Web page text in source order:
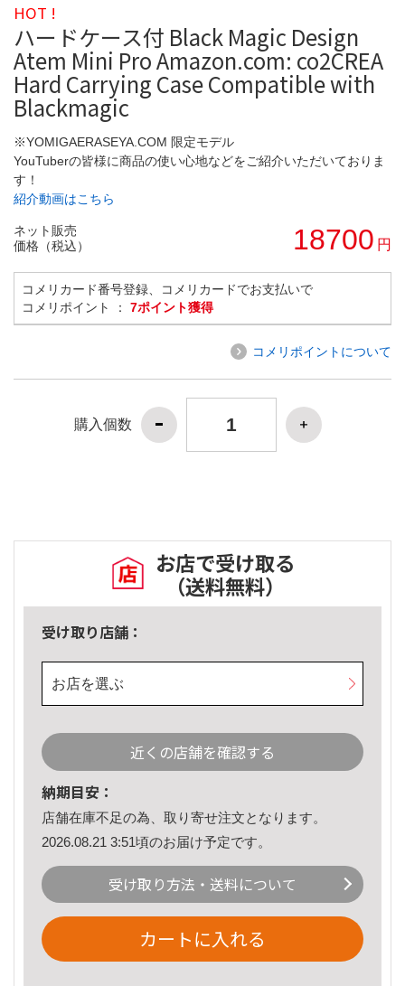
HOT !
ハードケース付 Black Magic Design
Atem Mini Pro Amazon.com: co2CREA
Hard Carrying Case Compatible with
Blackmagic
※YOMIGAERASEYA.COM 限定モデル
YouTuberの皆様に商品の使い心地などをご紹介いただいておりま
す！
紹介動画はこちら
ネット販売
価格（税込）
18700 円
コメリカード番号登録、コメリカードでお支払いで
コメリポイント ： 7ポイント獲得
コメリポイントについて
購入個数
お店で受け取る
（送料無料）
受け取り店舗：
お店を選ぶ
近くの店舗を確認する
納期目安：
店舗在庫不足の為、取り寄せ注文となります。
2026.08.21 3:51頃のお届け予定です。
受け取り方法・送料について
カートに入れる